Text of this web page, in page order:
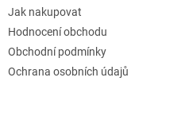
Jak nakupovat
Hodnocení obchodu
Obchodní podmínky
Ochrana osobních údajů